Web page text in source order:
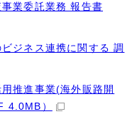
業委託業務 報告書
ジネス連携に関する 調
推進事業(海外販路開
4.0MB）